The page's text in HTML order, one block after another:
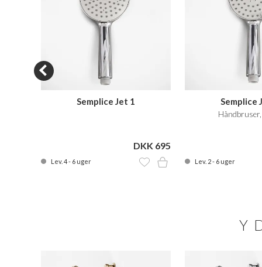
Semplice Jet 1
DKK 695
Lev. 4 - 6 uger
Semplice
Lev. 2 - 6 uger